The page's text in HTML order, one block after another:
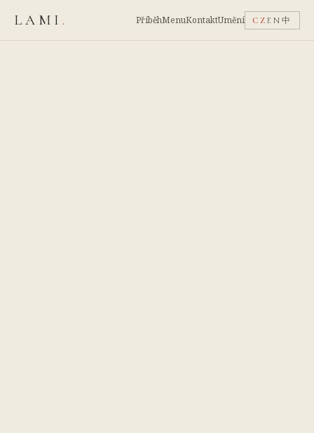
LAMI . PříběhMenuKontaktUmění CZ EN 中